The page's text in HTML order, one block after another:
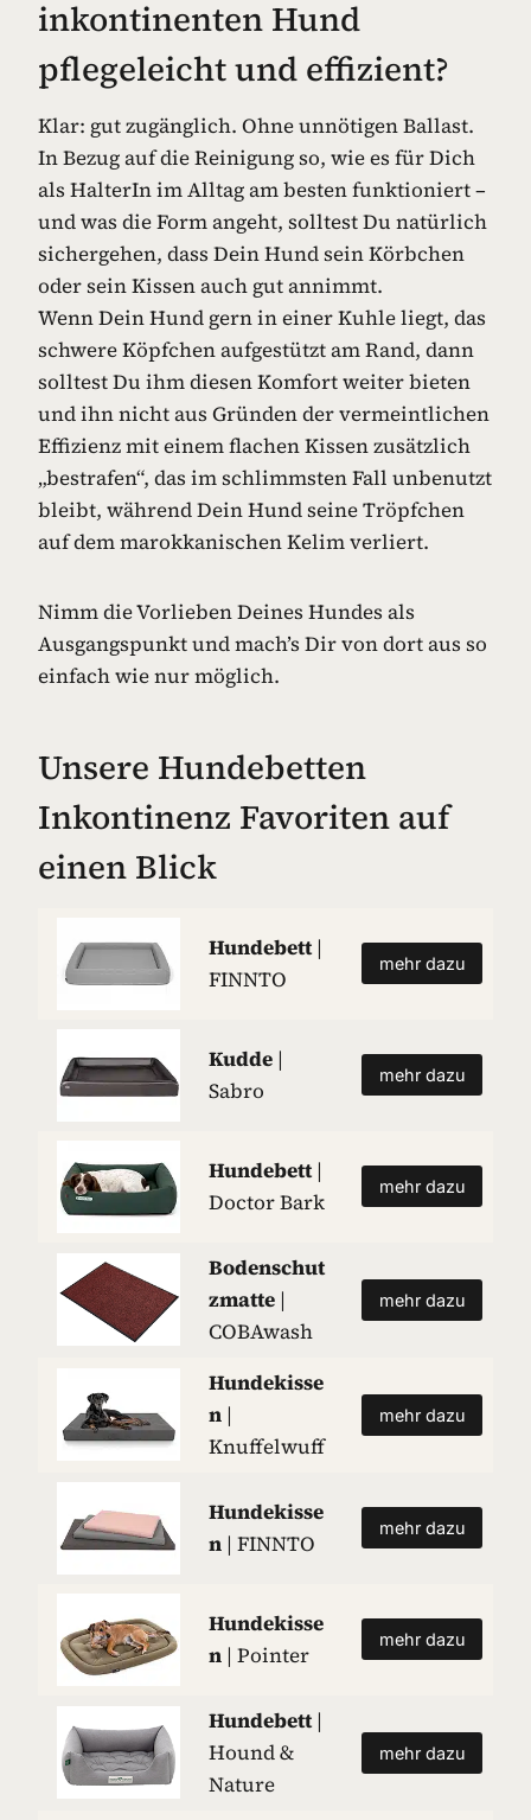
inkontinenten Hund
pflegeleicht und effizient?
Klar: gut zugänglich. Ohne unnötigen Ballast.
In Bezug auf die Reinigung so, wie es für Dich
als HalterIn im Alltag am besten funktioniert –
und was die Form angeht, solltest Du natürlich
sichergehen, dass Dein Hund sein Körbchen
oder sein Kissen auch gut annimmt.
Wenn Dein Hund gern in einer Kuhle liegt, das
schwere Köpfchen aufgestützt am Rand, dann
solltest Du ihm diesen Komfort weiter bieten
und ihn nicht aus Gründen der vermeintlichen
Effizienz mit einem flachen Kissen zusätzlich
„bestrafen“, das im schlimmsten Fall unbenutzt
bleibt, während Dein Hund seine Tröpfchen
auf dem marokkanischen Kelim verliert.
Nimm die Vorlieben Deines Hundes als
Ausgangspunkt und mach’s Dir von dort aus so
einfach wie nur möglich.
Unsere Hundebetten
Inkontinenz Favoriten auf
einen Blick
Hundebett|
FINNTO
mehr dazu
Kudde |
Sabro
mehr dazu
Hundebett |
Doctor Bark
mehr dazu
Bodenschut
zmatte |
COBAwash
mehr dazu
Hundekisse
n |
Knuffelwuff
mehr dazu
Hundekisse
n | FINNTO
mehr dazu
Hundekisse
n | Pointer
mehr dazu
Hundebett|
Hound &
Nature
mehr dazu